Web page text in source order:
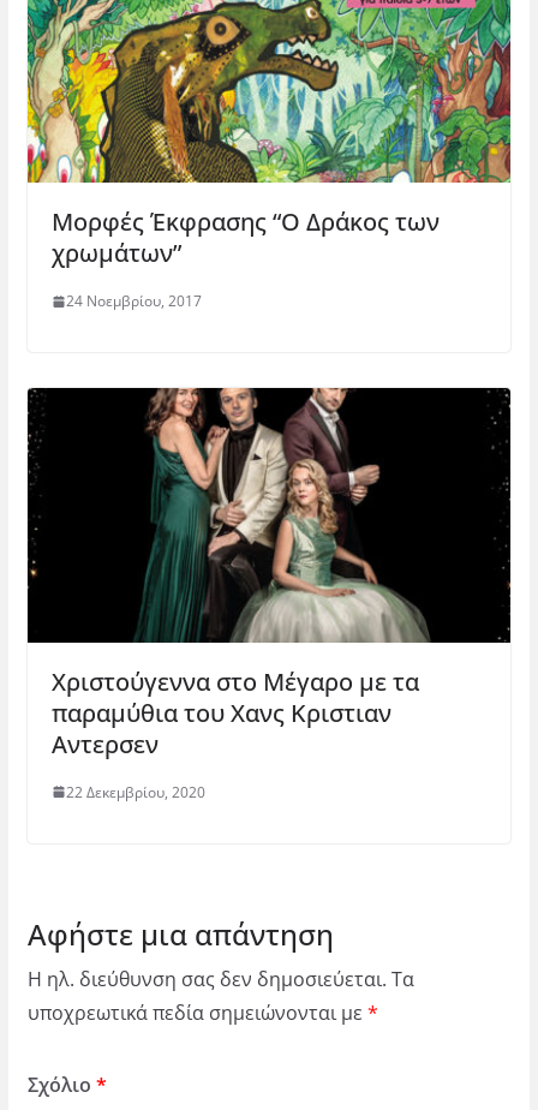
Μορφές Έκφρασης “Ο Δράκος των
χρωμάτων”
24 Νοεμβρίου, 2017
Χριστούγεννα στο Μέγαρο με τα
παραμύθια του Χανς Κριστιαν
Αντερσεν
22 Δεκεμβρίου, 2020
Αφήστε μια απάντηση
Η ηλ. διεύθυνση σας δεν δημοσιεύεται. Τα
υποχρεωτικά πεδία σημειώνονται με *
Σχόλιο *